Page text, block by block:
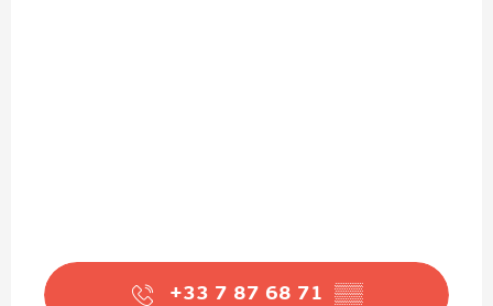
+33 7 87 68 71 ▒▒